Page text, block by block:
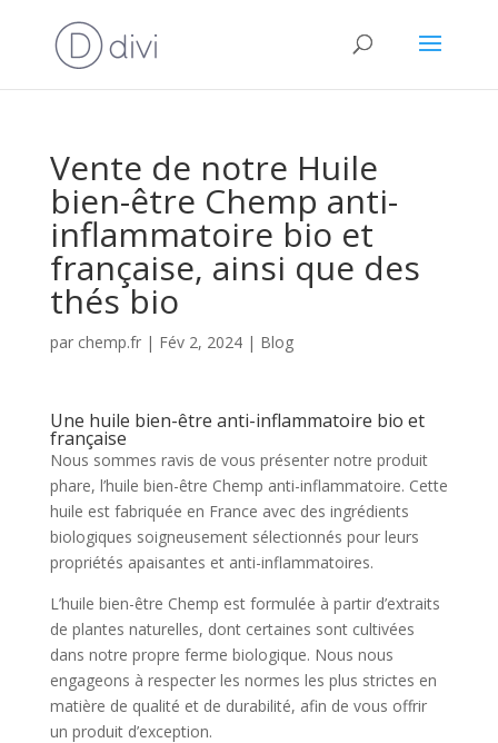
Vente de notre Huile
bien-être Chemp anti-
inflammatoire bio et
française, ainsi que des
thés bio
par chemp.fr| Fév 2, 2024| Blog
Une huile bien-être anti-inflammatoire bio et
française
Nous sommes ravis de vous présenter notre produit
phare, l’huile bien-être Chemp anti-inflammatoire. Cette
huile est fabriquée en France avec des ingrédients
biologiques soigneusement sélectionnés pour leurs
propriétés apaisantes et anti-inflammatoires.
L’huile bien-être Chemp est formulée à partir d’extraits
de plantes naturelles, dont certaines sont cultivées
dans notre propre ferme biologique. Nous nous
engageons à respecter les normes les plus strictes en
matière de qualité et de durabilité, afin de vous offrir
un produit d’exception.